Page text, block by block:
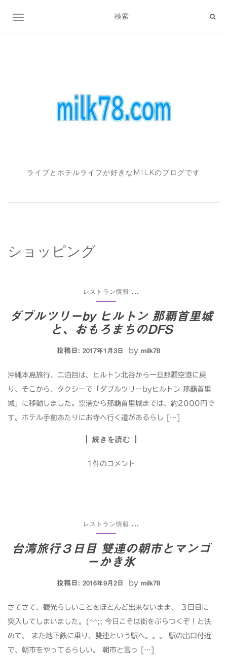
ナビゲーション切り替え
ライブとホテルライフが好きなMILKのブログです
ショッピング
レストラン情報 ...
ダブルツリーby ヒルトン 那覇首里城
と、おもろまちのDFS
投稿日: 2017年1月3日 by milk78
沖縄本島旅行、二泊目は、ヒルトン北谷から一旦那覇空港に戻
り、そこから、タクシーで「ダブルツリーbyヒルトン 那覇首里
城」に移動しました。空港から那覇首里城までは、約2000円で
す。ホテル手前あたりにお寺へ行く道があるらし […]
続きを読む
1件のコメント
レストラン情報 ...
台湾旅行３日目 雙連の朝市とマンゴ
ーかき氷
投稿日: 2016年9月2日 by milk78
さてさて、観光らしいことをほとんど出来ないまま、 ３日目に
突入してしまいました。(^^;; 今日こそは街をぶらつくぞ！と決
めて、 また地下鉄に乗り、雙連という駅へ。。。 駅の出口付近
で、朝市をやってるらしい。 朝市と言っ […]